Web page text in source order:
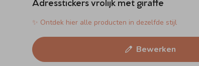
✨ Ontdek hier alle producten in dezelfde stijl
Bewerken